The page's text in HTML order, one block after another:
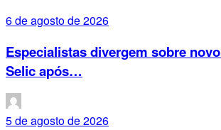
6 de agosto de 2026
Especialistas divergem sobre
Selic após…
5 de agosto de 2026